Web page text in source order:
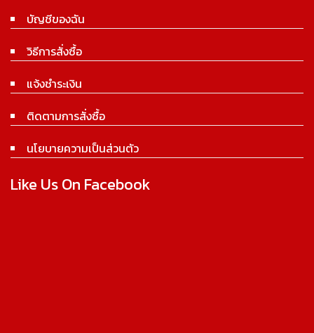
บัญชีของฉัน
วิธีการสั่งซื้อ
แจ้งชำระเงิน
ติดตามการสั่งซื้อ
นโยบายความเป็นส่วนตัว
Like Us On Facebook